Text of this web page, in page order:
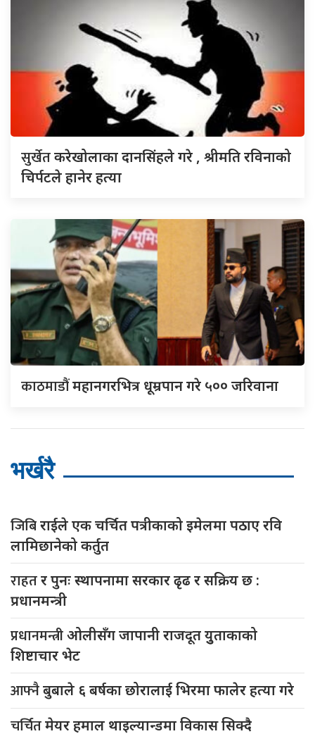
सुर्खेतकरेखोलाका दानसिंहले गरे , श्रीमति रविनाको
चिर्पटले हानेर हत्या
काठमाडौंमहानगरभित्र धूम्रपान गरे ५०० जरिवाना
भर्खरै
जिबिराईले एक चर्चित पत्रीकाको इमेलमा पठाए रवि
लामिछानेको कर्तुत
राहतर पुनः स्थापनामा सरकार ढृढ र सक्रिय छ :
प्रधानमन्त्री
प्रधानमन्त्रीओलीसँग जापानी राजदूत युुताकाको
शिष्टाचार भेट
आफ्नैबुबाले ६ बर्षका छोरालाई भिरमा फालेर हत्या गरे
चर्चितमेयर हमाल थाइल्यान्डमा विकास सिक्दै